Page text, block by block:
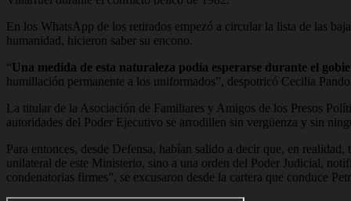
En los WhatsApp de los retirados empezó a circular la lista de las
humanidad, hicieron saber su encono.
“Una medida de esta naturaleza podía esperarse durante el
humillación permanente a los uniformados”, despotricó Cecilia
La titular de la Asociación de Familiares y Amigos de los Presos
autoridades del Poder Ejecutivo se arrodillen sin vergüenza y sin
Para entonces, desde Defensa, habían salido a decir que, en
unilateral de este Ministerio, sino a una orden del Poder Judicial,
condenatorias firmes”, se excusaron desde la cartera que conduce